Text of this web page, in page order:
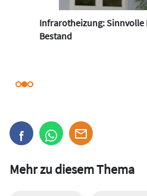
Infrarotheizung: Sinnvolle
Bestand
Mehr zu diesem Thema